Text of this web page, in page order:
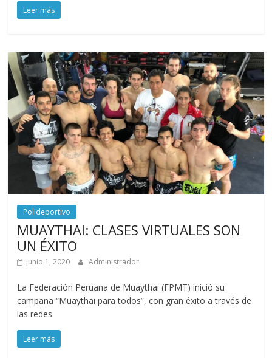
Leer más
Polideportivo
MUAYTHAI: CLASES VIRTUALES SON
UN ÉXITO
junio 1, 2020 Administrador
La Federación Peruana de Muaythai (FPMT) inició su
campaña “Muaythai para todos”, con gran éxito a través de
las redes
Leer más